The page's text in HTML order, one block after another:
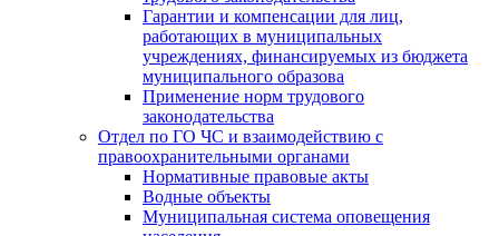
Гарантии и компенсации для лиц,
работающих в муниципальных
учреждениях, финансируемых из бюджета
муниципального образова
Применение норм трудового
законодательства
Отдел по ГО ЧС и взаимодействию с
правоохранительными органами
Нормативные правовые акты
Водные объекты
Муниципальная система оповещения